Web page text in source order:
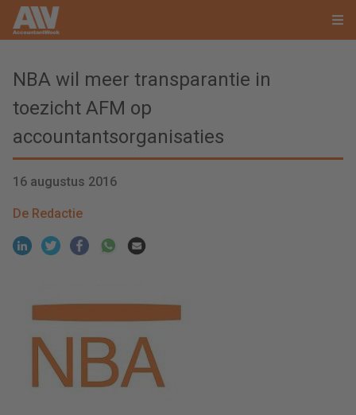
NBA wil meer transparantie in
toezicht AFM op
accountantsorganisaties
16 augustus 2016
De Redactie